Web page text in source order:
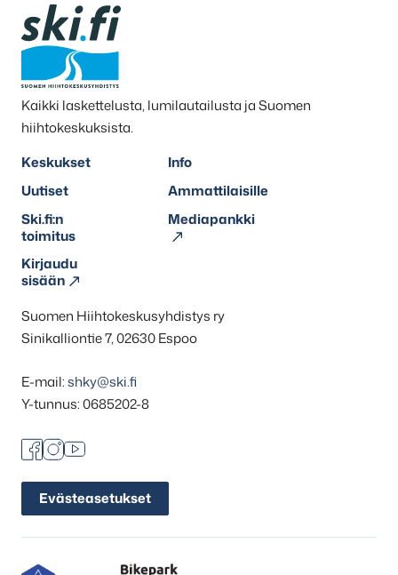
Kaikki laskettelusta, lumilautailusta ja Suomen
hiihtokeskuksista.
Keskukset
Info
Uutiset
Ammattilaisille
Ski.fi:n
toimitus
Mediapankki
Kirjaudu
sisään
Suomen Hiihtokeskusyhdistys ry
Sinikalliontie 7, 02630 Espoo
E-mail:shky@ski.fi
Y-tunnus: 0685202-8
Facebook
Instagram
Youtube
Evästeasetukset